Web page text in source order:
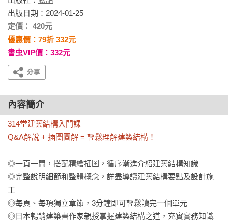
出版日期：2024-01-25
定價： 420元
優惠價：79折 332元
書虫VIP價：332元
內容簡介
314堂建築結構入門課————
Q&A解說 + 插圖圖解 = 輕鬆理解建築結構！
◎一頁一問，搭配精繪插圖，循序漸進介紹建築結構知識
◎完整說明細節和整體概念，詳盡導讀建築結構要點及設計施
工
◎每頁、每項獨立章節，3分鐘即可輕鬆讀完一個單元
◎日本暢銷建築書作家親授掌握建築結構之道，充實實務知識